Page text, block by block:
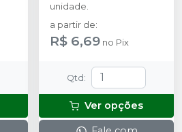
unidade.
a partir de:
R$ 6,69 no Pix
Qtd:
Ver opções